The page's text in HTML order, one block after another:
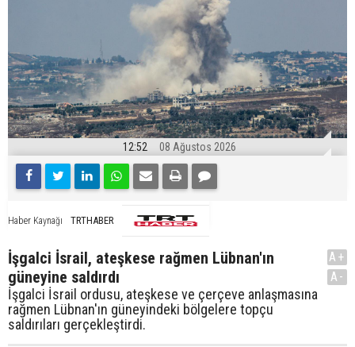
12:52 08 Ağustos 2026
Haber Kaynağı TRTHABER
İşgalci İsrail, ateşkese rağmen Lübnan'ın
güneyine saldırdı
İşgalci İsrail ordusu, ateşkese ve çerçeve anlaşmasına
rağmen Lübnan'ın güneyindeki bölgelere topçu
saldırıları gerçekleştirdi.
A+
A-